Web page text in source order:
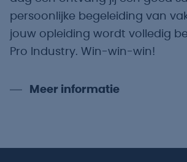
persoonlijke begeleiding van
jouw opleiding wordt volledig
Pro Industry. Win-win-win!
Meer informatie